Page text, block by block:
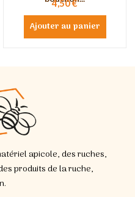
4,50 €
Ajouter au panier
apicole, des ruches,
produits de la ruche,